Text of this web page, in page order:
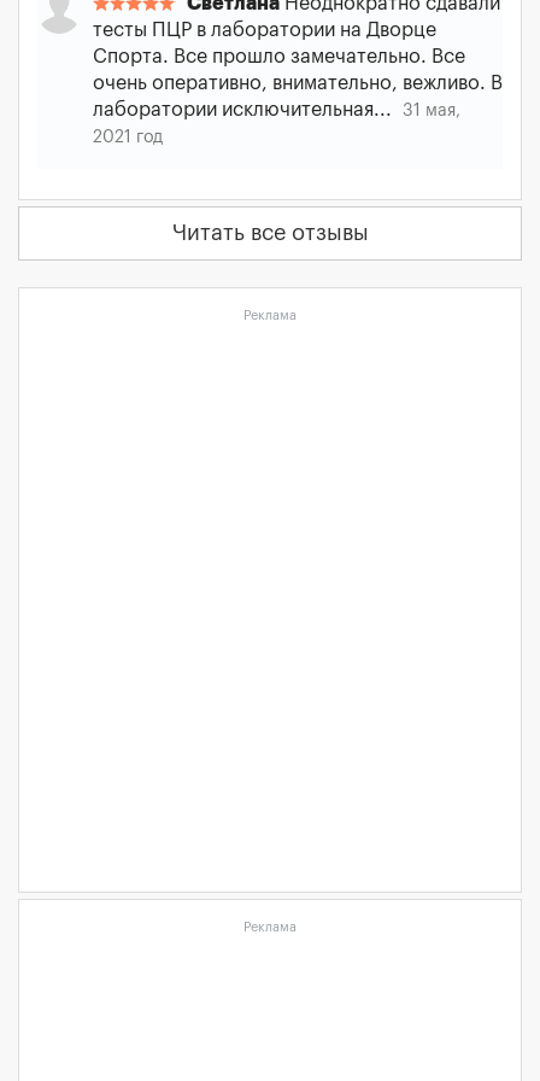
тесты ПЦР в лаборатории на Дворце
Спорта. Все прошло замечательно. Все
очень оперативно, внимательно, вежливо. В
лаборатории исключительная...
31 мая,
2021 год
Читать все отзывы
Реклама
Реклама